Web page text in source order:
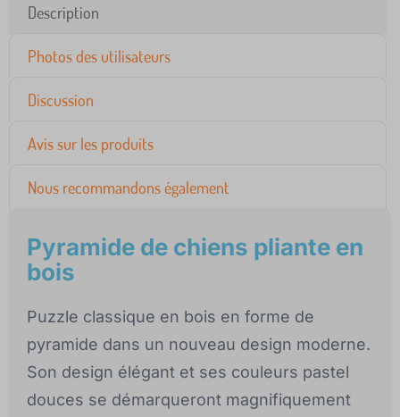
Description
Photos des utilisateurs
Discussion
Avis sur les produits
Nous recommandons également
Pyramide de chiens pliante en
bois
Puzzle classique en bois en forme de
pyramide dans un nouveau design moderne.
Son design élégant et ses couleurs pastel
douces se démarqueront magnifiquement